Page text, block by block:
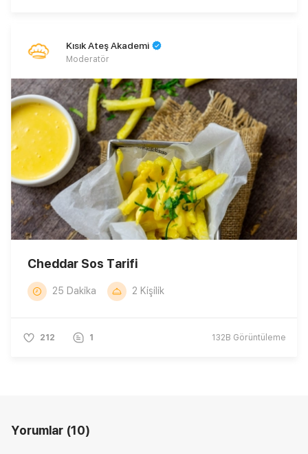
Kısık Ateş Akademi
Moderatör
Cheddar Sos Tarifi
25 Dakika 2 Kişilik
212 1 132B Görüntüleme
Yorumlar (10)